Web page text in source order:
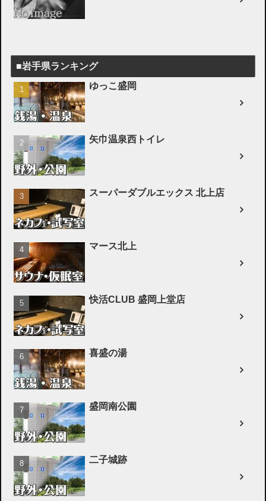
■岩手県ランキング
ゆっこ盛岡
矢巾温泉西トイレ
スーパーダブルエックス 北上店
マース北上
快活CLUB 盛岡上堂店
喜盛の湯
盛岡南公園
二子城跡